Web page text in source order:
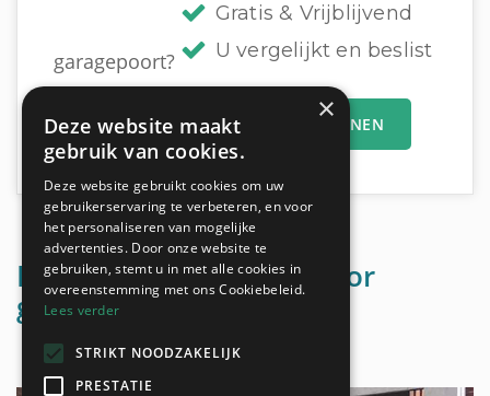
garagepoort?
Gratis & Vrijblijvend
U vergelijkt en beslist
MIJN OFFERTEAANVRAAG INDIENEN
Mogelijke materialen voor
garagepoorten
×
Deze website maakt
gebruik van cookies.
Deze website gebruikt cookies om uw
gebruikerservaring te verbeteren, en voor
het personaliseren van mogelijke
advertenties. Door onze website te
gebruiken, stemt u in met alle cookies in
overeenstemming met ons Cookiebeleid.
Lees verder
STRIKT NOODZAKELIJK
PRESTATIE